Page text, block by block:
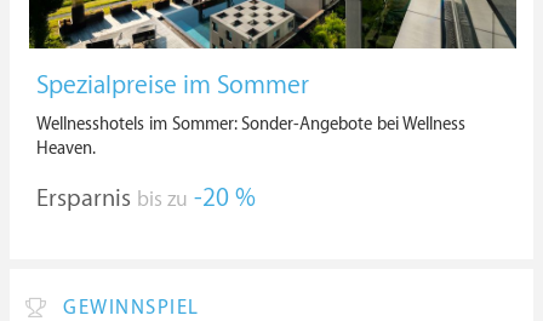
Spezialpreise im Sommer
Wellnesshotels im Sommer: Sonder-Angebote bei Wellness
Heaven.
Ersparnis bis zu -20 %
GEWINNSPIEL